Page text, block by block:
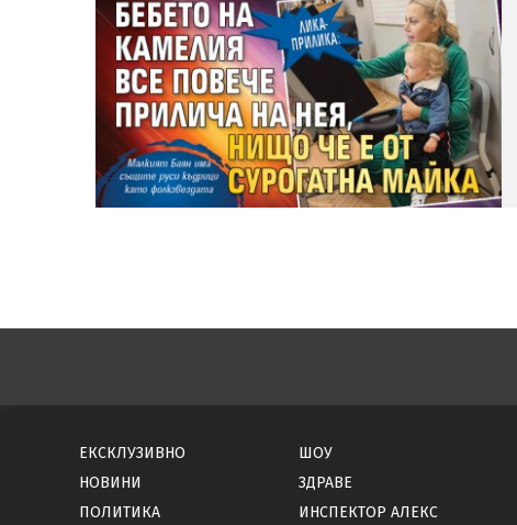
ЕКСКЛУЗИВНО
НОВИНИ
ПОЛИТИКА
ШОУ
ЗДРАВЕ
ИНСПЕКТОР АЛЕКС